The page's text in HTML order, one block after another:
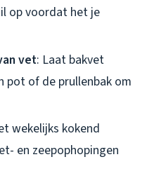
op voordat het je
vet: Laat bakvet
pot of de prullenbak om
wekelijks kokend
en zeepophopingen